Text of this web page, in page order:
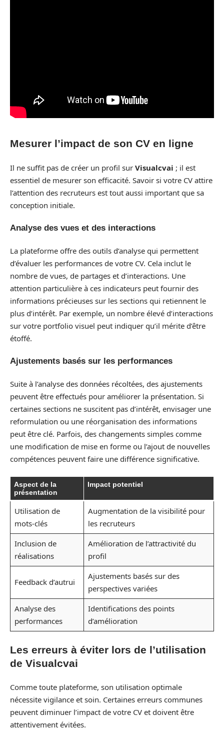
Mesurer l’impact de son CV en ligne
Il ne suffit pas de créer un profil sur Visualcvai ; il est
essentiel de mesurer son efficacité. Savoir si votre CV attire
l’attention des recruteurs est tout aussi important que sa
conception initiale.
Analyse des vues et des interactions
La plateforme offre des outils d’analyse qui permettent
d’évaluer les performances de votre CV. Cela inclut le
nombre de vues, de partages et d’interactions. Une
attention particulière à ces indicateurs peut fournir des
informations précieuses sur les sections qui retiennent le
plus d’intérêt. Par exemple, un nombre élevé d’interactions
sur votre portfolio visuel peut indiquer qu’il mérite d’être
étoffé.
Ajustements basés sur les performances
Suite à l’analyse des données récoltées, des ajustements
peuvent être effectués pour améliorer la présentation. Si
certaines sections ne suscitent pas d’intérêt, envisager une
reformulation ou une réorganisation des informations
peut être clé. Parfois, des changements simples comme
une modification de mise en forme ou l’ajout de nouvelles
compétences peuvent faire une différence significative.
Aspect de la
présentation
Impact potentiel
Utilisation de
mots-clés
Augmentation de la visibilité pour
les recruteurs
Inclusion de
réalisations
Amélioration de l’attractivité du
profil
Feedback d’autrui
Ajustements basés sur des
perspectives variées
Analyse des
performances
Identifications des points
d’amélioration
Les erreurs à éviter lors de l’utilisation
de Visualcvai
Comme toute plateforme, son utilisation optimale
nécessite vigilance et soin. Certaines erreurs communes
peuvent diminuer l’impact de votre CV et doivent être
attentivement évitées.